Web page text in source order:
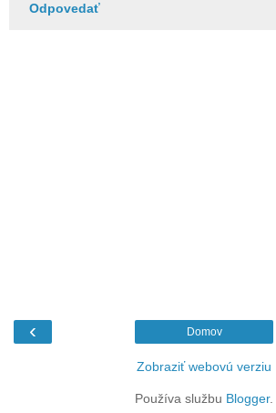
Odpovedať
‹ Domov
Zobraziť webovú verziu
Používa službu Blogger.